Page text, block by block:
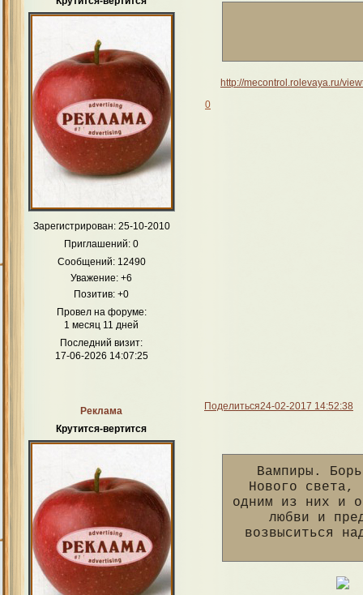
Зарегистрирован: 25-10-2010
Приглашений: 0
Сообщений:12490
Уважение: +6
Позитив: +0
Провел на форуме:
1 месяц 11 дней
Последний визит:
17-06-2026 14:07:25
http://mecontrol.rolevaya.ru/
0
Поделиться24-02-2017 14:52:38
Реклама
Крутится-вертится
Вампиры.
Нового света,
одним из них и
любви и
возвыситься